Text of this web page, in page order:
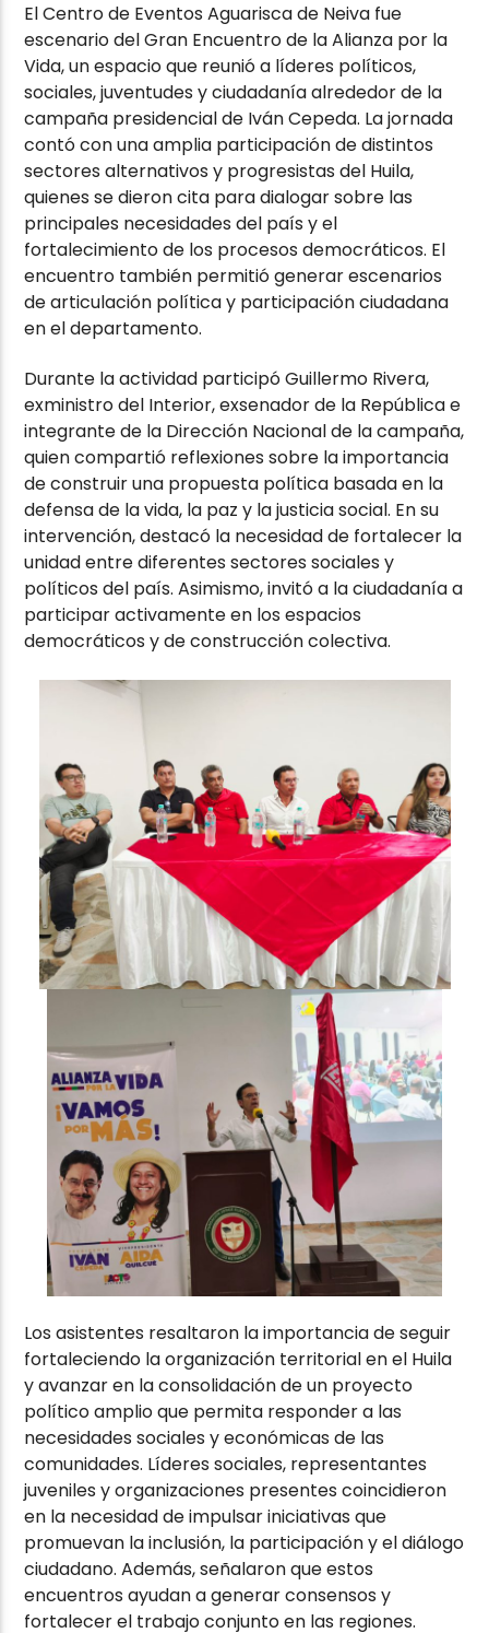
El Centro de Eventos Aguarisca de Neiva fue
escenario del Gran Encuentro de la Alianza por la
Vida, un espacio que reunió a líderes políticos,
sociales, juventudes y ciudadanía alrededor de la
campaña presidencial de Iván Cepeda. La jornada
contó con una amplia participación de distintos
sectores alternativos y progresistas del Huila,
quienes se dieron cita para dialogar sobre las
principales necesidades del país y el
fortalecimiento de los procesos democráticos. El
encuentro también permitió generar escenarios
de articulación política y participación ciudadana
en el departamento.
Durante la actividad participóGuillermo Rivera,
exministro del Interior, exsenador de la República e
integrante de la Dirección Nacional de la campaña,
quien compartió reflexiones sobre la importancia
de construir una propuesta política basada en la
defensa de la vida, la paz y la justicia social. En su
intervención, destacó la necesidad de fortalecer la
unidad entre diferentes sectores sociales y
políticos del país. Asimismo, invitó a la ciudadanía a
participar activamente en los espacios
democráticos y de construcción colectiva.
Los asistentes resaltaron la importancia de seguir
fortaleciendo la organización territorial en el Huila
y avanzar en la consolidación de un proyecto
político amplio que permita responder a las
necesidades sociales y económicas de las
comunidades. Líderes sociales, representantes
juveniles y organizaciones presentes coincidieron
en la necesidad de impulsar iniciativas que
promuevan la inclusión, la participación y el diálogo
ciudadano. Además, señalaron que estos
encuentros ayudan a generar consensos y
fortalecer el trabajo conjunto en las regiones.